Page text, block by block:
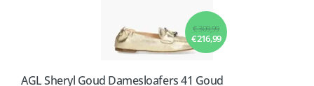
€ 309,99
€ 216,99
AGL Sheryl Goud Damesloafers 41 Goud